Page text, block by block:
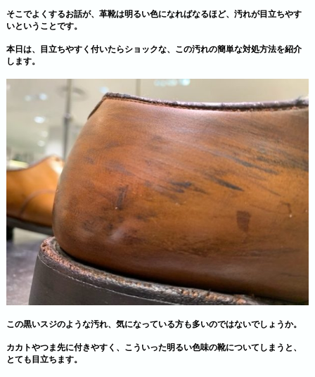
そこでよくするお話が、革靴は明るい色になればなるほど、汚れが目立ちやす
いということです。
本日は、目立ちやすく付いたらショックな、この汚れの簡単な対処方法を紹介
します。
この黒いスジのような汚れ、気になっている方も多いのではないでしょうか。
カカトやつま先に付きやすく、こういった明るい色味の靴についてしまうと、
とても目立ちます。